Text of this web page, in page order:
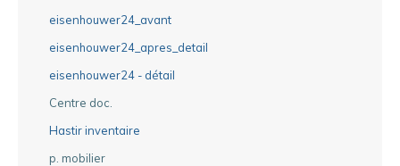
eisenhouwer24_avant
eisenhouwer24_apres_detail
eisenhouwer24 - détail
Centre doc.
Hastir inventaire
p. mobilier